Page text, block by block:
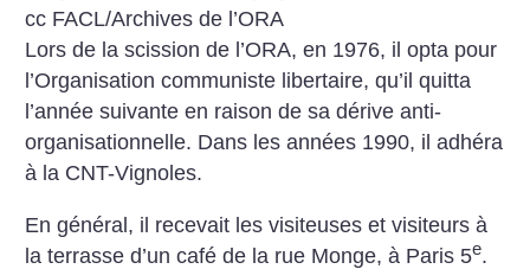
cc FACL/Archives de l’ORA
Lors de la scission de l’ORA, en 1976, il opta pour
l’Organisation communiste libertaire, qu’il quitta
l’année suivante en raison de sa dérive anti-
organisationnelle. Dans les années 1990, il adhéra
à la CNT-Vignoles.
En général, il recevait les visiteuses et visiteurs à
la terrasse d’un café de la rue Monge, à Paris 5e.